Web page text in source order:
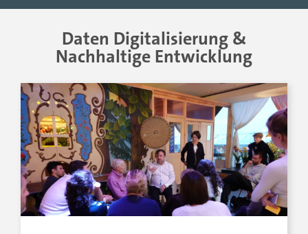
Daten Digitalisierung &
Nachhaltige Entwicklung